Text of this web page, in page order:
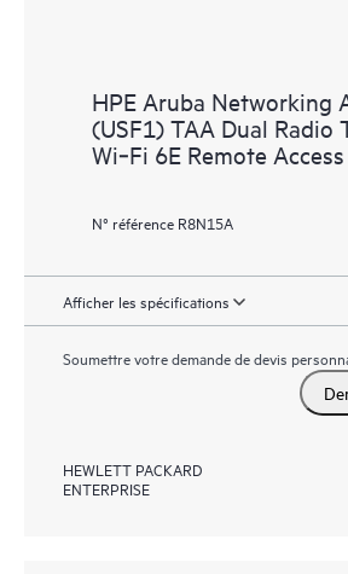
HPE Aruba Networking
(USF1) TAA Dual Radio
Wi‑Fi 6E Remote
N° référence R8N15A
Afficher les spécifications
Soumettre votre demande de devis
HEWLETT PACKARD
ENTERPRISE